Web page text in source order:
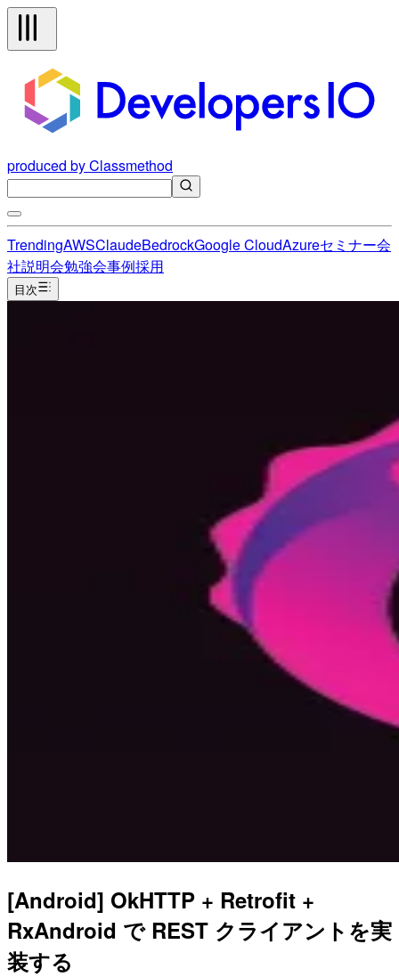
produced by Classmethod
TrendingAWSClaudeBedrockGoogle CloudAzureセミナー会
社説明会勉強会事例採用
目次
[Android] OkHTTP + Retrofit +
RxAndroid で REST クライアントを実
装する